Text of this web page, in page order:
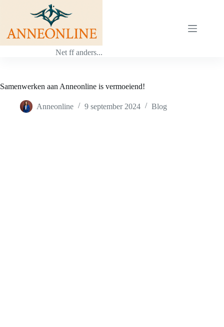
inhoud
Net ff anders...
Samenwerken aan Anneonline is vermoeiend!
Anneonline 9 september 2024 Blog